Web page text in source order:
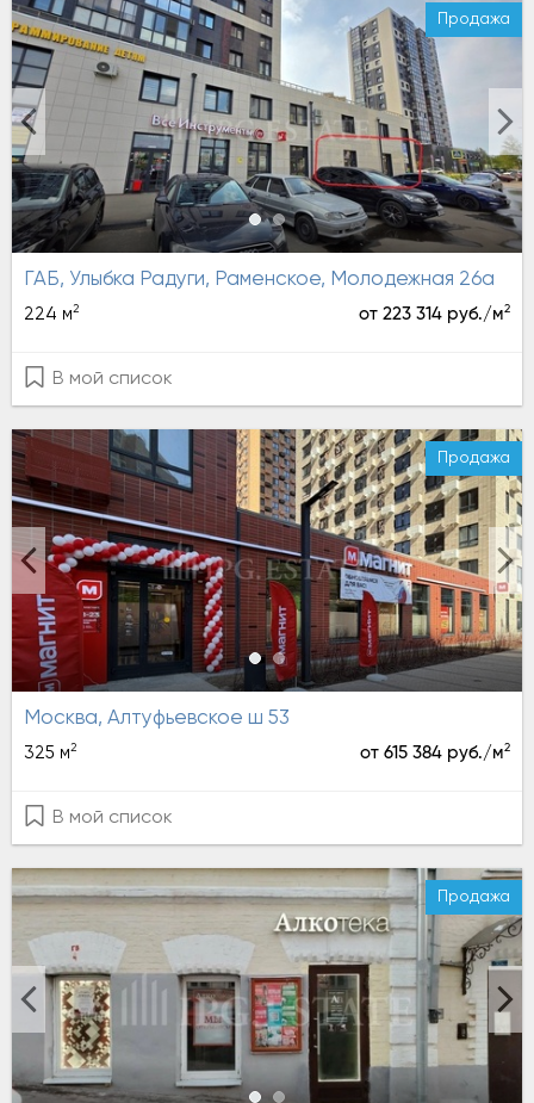
Продажа
ГАБ, Улыбка Радуги, Раменское, Молодежная 26а
224 м2 от 223 314 руб./м2
В мой список
Продажа
Москва, Алтуфьевское ш 53
325 м2 от 615 384 руб./м2
В мой список
Продажа